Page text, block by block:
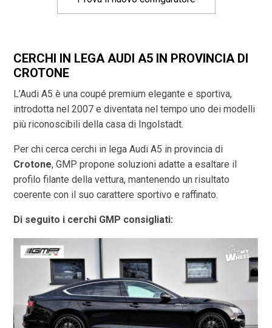
CERCHI IN LEGA AUDI A5 IN PROVINCIA DI
CROTONE
L’Audi A5 è una coupé premium elegante e sportiva,
introdotta nel 2007 e diventata nel tempo uno dei modelli
più riconoscibili della casa di Ingolstadt.
Per chi cerca cerchi in lega Audi A5 in provincia di
Crotone, GMP propone soluzioni adatte a esaltare il
profilo filante della vettura, mantenendo un risultato
coerente con il suo carattere sportivo e raffinato.
Di seguito i cerchi GMP consigliati: